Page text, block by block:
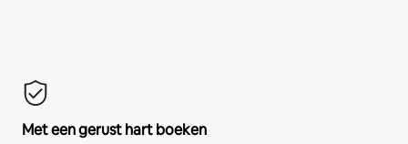
Met een gerust hart boeken